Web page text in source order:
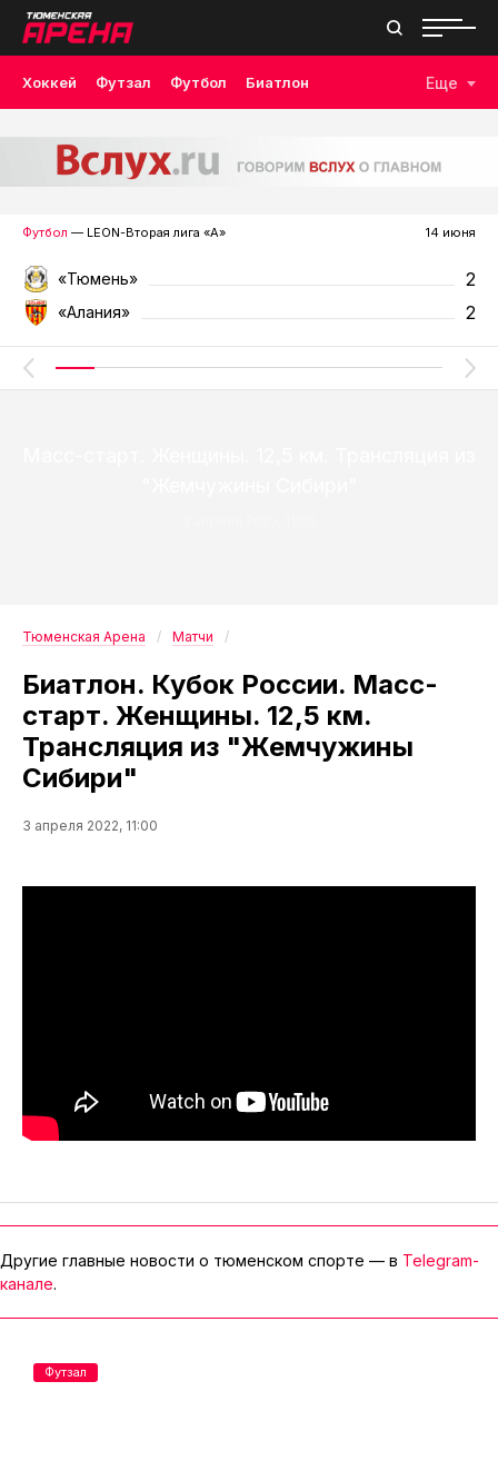
Хоккей Футзал Футбол Биатлон Еще
Футбол — LEON-Вторая лига «А» 14 июня
«Тюмень» 2
«Алания» 2
Тюменская Арена Матчи
Биатлон. Кубок России. Масс-
старт. Женщины. 12,5 км.
Трансляция из "Жемчужины
Сибири"
3 апреля 2022, 11:00
Другие главные новости о тюменском спорте — в Telegram-
канале.
Футзал